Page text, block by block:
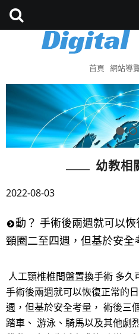
首頁 網站導
幼教相
2022-08-03
動？ 手術後兩週就可以
頸圈二至四週，但基於安全
人工頸椎椎間盤置換手術 多久
手術後兩週就可以恢復正常的
週，但基於安全考量， 術後三
踏車、 游泳、騎馬以及其他劇